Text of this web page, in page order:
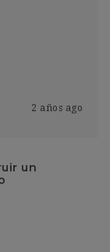
2 años ago
un